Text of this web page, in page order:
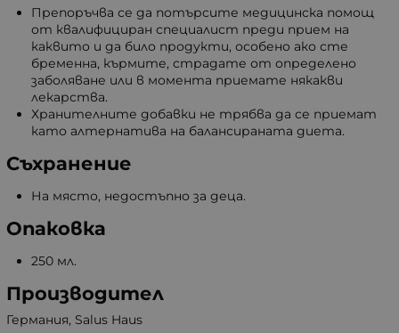
Препоръчва се да потърсите медицинска помощ
от квалифициран специалист преди прием на
каквито и да било продукти, особено ако сте
бременна, кърмите, страдате от определено
заболяване или в момента приемате някакви
лекарства.
Хранителните добавки не трябва да се приемат
като алтернатива на балансираната диета.
Съхранение
На място, недостъпно за деца.
Опаковка
250 мл.
Производител
Германия, Salus Haus